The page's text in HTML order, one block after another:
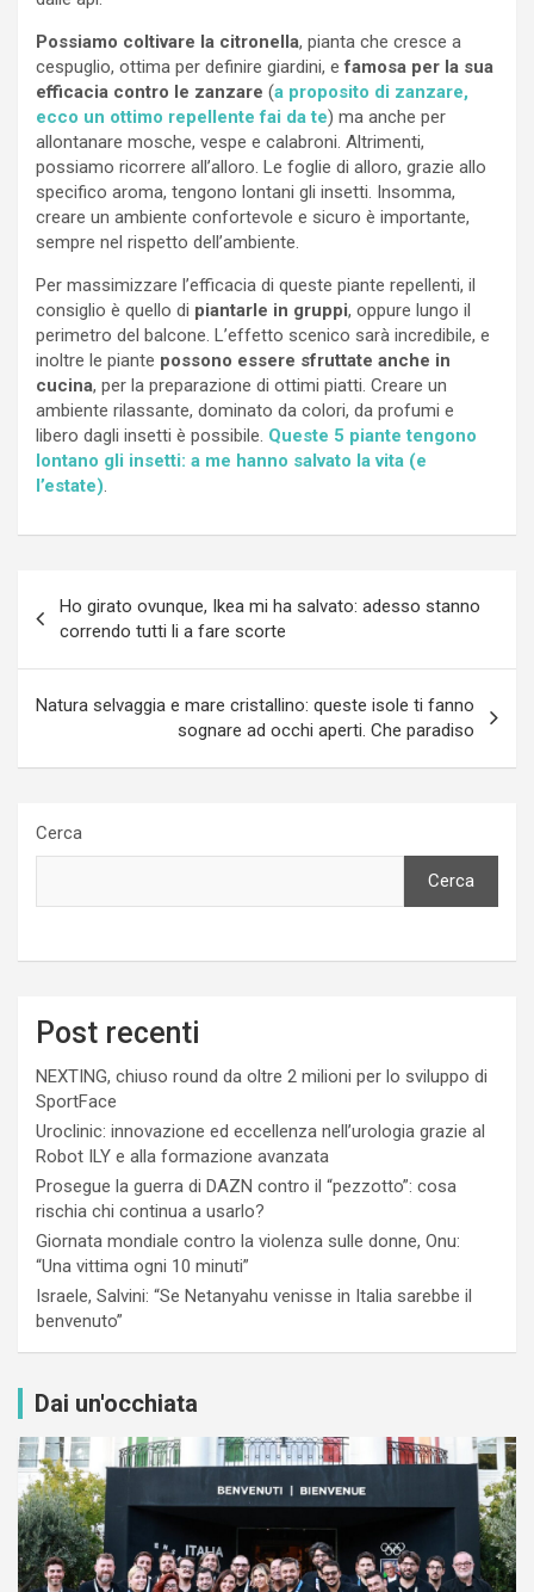
Possiamo coltivare la citronella, pianta che cresce a
cespuglio, ottima per definire giardini, efamosa per la sua
efficacia contro le zanzare (a proposito di zanzare,
ecco un ottimo repellente fai da te) ma anche per
allontanare mosche, vespe e calabroni. Altrimenti,
possiamo ricorrere all’alloro. Le foglie di alloro, grazie allo
specifico aroma, tengono lontani gli insetti. Insomma,
creare un ambiente confortevole e sicuro è importante,
sempre nel rispetto dell’ambiente.
Per massimizzare l’efficacia di queste piante repellenti, il
consiglio è quello di piantarle in gruppi, oppure lungo il
perimetro del balcone. L’effetto scenico sarà incredibile, e
inoltre le piante possono essere sfruttate anche in
cucina, per la preparazione di ottimi piatti. Creare un
ambiente rilassante, dominato da colori, da profumi e
libero dagli insetti è possibile. Queste 5 piante tengono
lontano gli insetti: a me hanno salvato la vita (e
l’estate).
articoli
Ho girato ovunque, Ikea mi ha salvato: adesso stanno
correndo tutti li a fare scorte
Natura selvaggia e mare cristallino: queste isole ti fanno
sognare ad occhi aperti. Che paradiso
Cerca
Cerca
Post recenti
NEXTING, chiuso round da oltre 2 milioni per lo sviluppo di
SportFace
Uroclinic: innovazione ed eccellenza nell’urologia grazie al
Robot ILY e alla formazione avanzata
Prosegue la guerra di DAZN contro il “pezzotto”: cosa
rischia chi continua a usarlo?
Giornata mondiale contro la violenza sulle donne, Onu:
“Una vittima ogni 10 minuti”
Israele, Salvini: “Se Netanyahu venisse in Italia sarebbe il
benvenuto”
Dai un'occhiata